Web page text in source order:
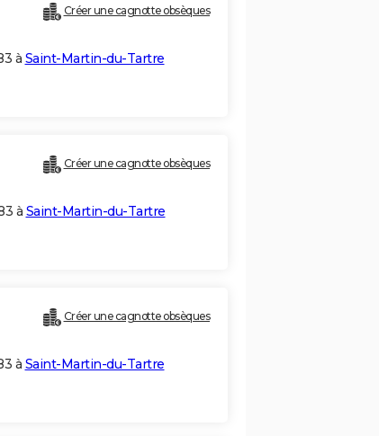
Créer une cagnotte obsèques
à Saint-Martin-du-Tartre
Créer une cagnotte obsèques
à Saint-Martin-du-Tartre
Créer une cagnotte obsèques
à Saint-Martin-du-Tartre